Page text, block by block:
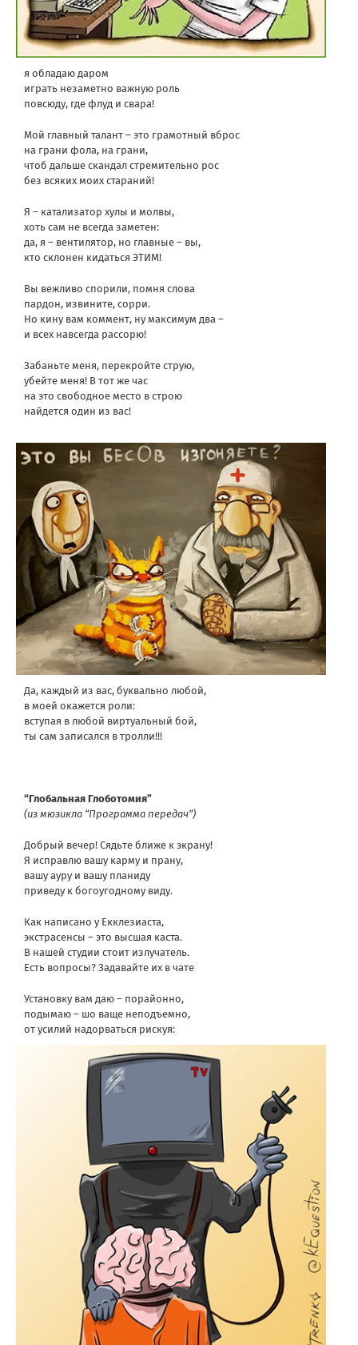
я обладаю даром
играть незаметно важную роль
повсюду, где флуд и свара!
Мой главный талант – это грамотный вброс
на грани фола, на грани,
чтоб дальше скандал стремительно рос
без всяких моих стараний!
Я – катализатор хулы и молвы,
хоть сам не всегда заметен:
да, я – вентилятор, но главные – вы,
кто склонен кидаться ЭТИМ!
Вы вежливо спорили, помня слова
пардон, извините, сорри.
Но кину вам коммент, ну максимум два –
и всех навсегда рассорю!
Забаньте меня, перекройте струю,
убейте меня! В тот же час
на это свободное место в строю
найдется один из вас!
Да, каждый из вас, буквально любой,
в моей окажется роли:
вступая в любой виртуальный бой,
ты сам записался в тролли!!!
“Глобальная Глоботомия”
(из мюзикла “Программа передач”)
Добрый вечер! Сядьте ближе к экрану!
Я исправлю вашу карму и прану,
вашу ауру и вашу планиду
приведу к богоугодному виду.
Как написано у Екклезиаста,
экстрасенсы – это высшая каста.
В нашей студии стоит излучатель.
Есть вопросы? Задавайте их в чате
Установку вам даю – порайонно,
подымаю – шо ваще неподъемно,
от усилий надорваться рискуя: